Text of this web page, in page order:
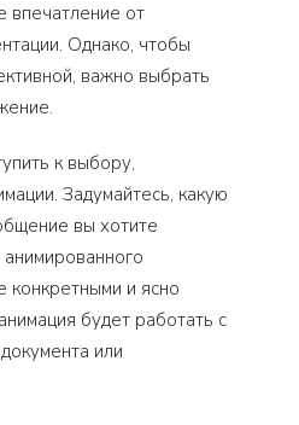
впечатление от
Однако, чтобы
важно выбрать
к выбору,
Задумайтесь, какую
вы хотите
конкретными и ясно
будет работать с
или